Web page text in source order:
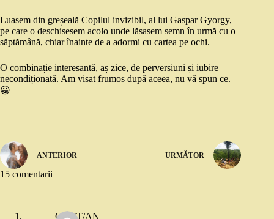
Luasem din greșeală Copilul invizibil, al lui Gaspar Gyorgy,
pe care o deschisesem acolo unde lăsasem semn în urmă cu o
săptămână, chiar înainte de a adormi cu cartea pe ochi.
O combinație interesantă, aș zice, de perversiuni și iubire
necondiționată. Am visat frumos după aceea, nu vă spun ce.
😀
ANTERIOR URMĂTOR
15 comentarii
CR/ST/AN